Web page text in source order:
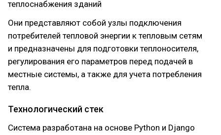
теплоснабжения зданий
Они представляют собой узлы подключения
потребителей тепловой энергии к тепловым сетям
и предназначены для подготовки теплоносителя,
регулирования его параметров перед подачей в
местные системы, а также для учета потребления
тепла.
Технологический стек
Система разработана на основе Python и Django